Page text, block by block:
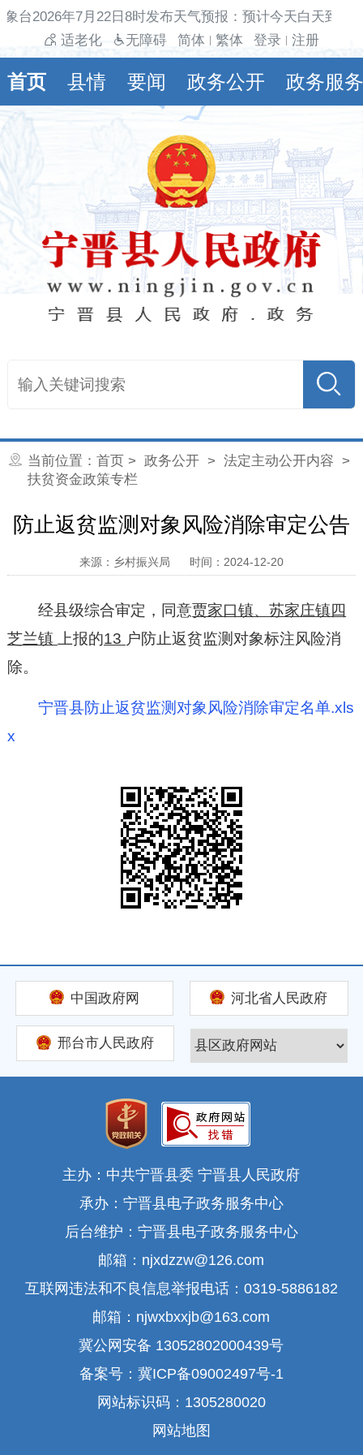
台2026年7月22日8时发布天气预报：预计今天白天到
适老化
无障碍 简体 繁体 登录 注册
首页 县情 要闻 政务公开 政务服务
当前位置： 首页 > 政务公开> 法定主动公开内容 >
扶贫资金政策专栏
防止返贫监测对象风险消除审定公告
来源：乡村振兴局 时间：2024-12-20
经县级综合审定，同意贾家口镇、苏家庄镇四
芝兰镇
上报的13 户防止返贫监测对象标注风险消
除。
宁晋县防止返贫监测对象风险消除审定名单.xls
x
中国政府网 河北省人民政府
邢台市人民政府
主办：中共宁晋县委 宁晋县人民政府
承办：宁晋县电子政务服务中心
后台维护：宁晋县电子政务服务中心
邮箱：njxdzzw@126.com
互联网违法和不良信息举报电话：0319-5886182
邮箱：njwxbxxjb@163.com
冀公网安备 13052802000439号
备案号：冀ICP备09002497号-1
网站标识码：1305280020
网站地图